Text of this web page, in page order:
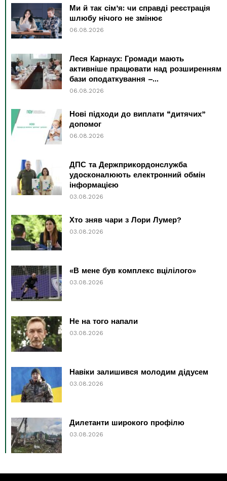
Ми й так сім’я: чи справді реєстрація
шлюбу нічого не змінює
06.08.2026
Леся Карнаух: Громади мають
активніше працювати над розширенням
бази оподаткування –...
06.08.2026
Нові підходи до виплати “дитячих”
допомог
06.08.2026
ДПС та Держприкордонслужба
удосконалюють електронний обмін
інформацією
03.08.2026
Хто зняв чари з Лори Лумер?
03.08.2026
«В мене був комплекс вцілілого»
03.08.2026
Не на того напали
03.08.2026
Навіки залишився молодим дідусем
03.08.2026
Дилетанти широкого профілю
03.08.2026